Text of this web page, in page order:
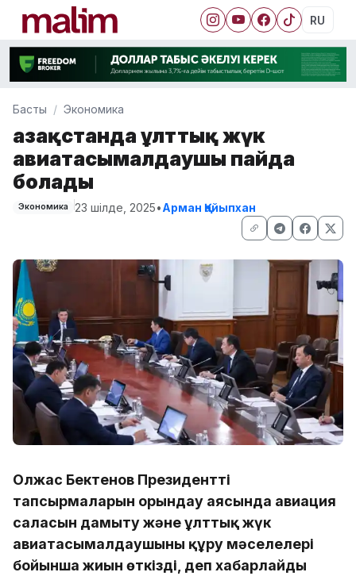
RU
Басты Экономика
Қазақстанда ұлттық жүк
авиатасымалдаушы пайда
болады
Экономика 23 шілде, 2025•Арман Қайыпхан
Олжас Бектенов Президенттің
тапсырмаларын орындау аясында авиация
саласын дамыту және ұлттық жүк
авиатасымалдаушыны құру мәселелері
бойынша жиын өткізді, деп хабарлайды